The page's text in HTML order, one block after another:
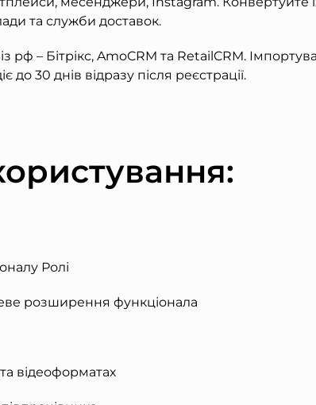
та служби доставок.
рф – Бітрікс, AmoCRM та RetailCRM.
30 днів відразу після реєстрації.
Ролі
розширення функціонала
відеоформатах